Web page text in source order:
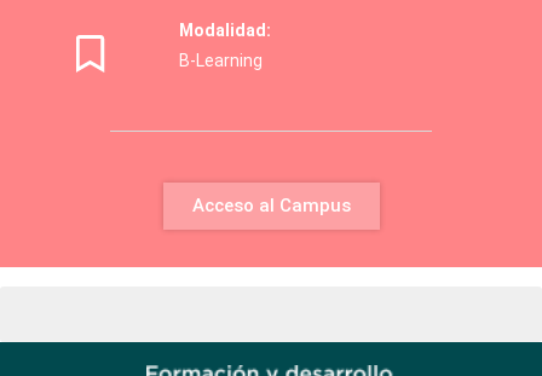
Modalidad:
B-Learning
Acceso al Campus